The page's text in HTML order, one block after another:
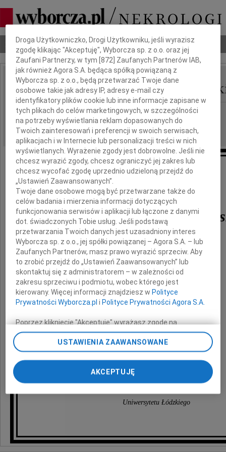
Nekrologi Odeszli Poradnik pogrzebowy
IMIĘ I NAZWISKO: Włodzimierz
REGION: Łódź
DATA EMISJI: 09.01.2024
naszego drogiego kolegę i nauczyciela
dra Włodzimierza
Dla wielu z nas był "zawsze".
Głęboko współczujemy
Najbliższym
Koledzy i koleżanki
Uniwersytetu Łódzkiego
Dbamy o Twoją prywatność
Droga Użytkowniczko, Drogi Użytkowniku, jeśli wyrazisz
zgodę klikając "Akceptuję", Wyborcza sp. z o.o. oraz jej
Zaufani Partnerzy, w tym [872] Zaufanych Partnerów IAB,
jak również Agora S.A. będąca spółką powiązaną z
Wyborcza sp. z o.o., będą przetwarzać Twoje dane
osobowe takie jak adresy IP, adresy e-mail czy
identyfikatory plików cookie lub inne informacje zapisane w
tych plikach do celów marketingowych, w szczególności
na potrzeby wyświetlania reklam dopasowanych do
Twoich zainteresowań i preferencji w swoich serwisach,
aplikacjach i w Internecie lub personalizacji treści w nich
wyświetlanych. Wyrażenie zgody jest dobrowolne. Jeśli nie
chcesz wyrazić zgody, chcesz ograniczyć jej zakres lub
chcesz wycofać zgodę uprzednio udzieloną przejdź do
„Ustawień Zaawansowanych”.
Twoje dane osobowe mogą być przetwarzane także do
celów badania i mierzenia informacji dotyczących
funkcjonowania serwisów i aplikacji lub łączone z danymi
dot. świadczonych Tobie usług. Jeśli podstawą
przetwarzania Twoich danych jest uzasadniony interes
Wyborcza sp. z o.o., jej spółki powiązanej – Agora S.A. – lub
Zaufanych Partnerów, masz prawo wyrazić sprzeciw. Aby
to zrobić przejdź do „Ustawień Zaawansowanych” lub
skontaktuj się z administratorem – w zależności od
zakresu sprzeciwu i podmiotu, wobec którego jest
kierowany. Więcej informacji znajdziesz wPolityce
Prywatności Wyborcza.pl iPolityce Prywatności Agora S.A.
Poprzez kliknięcie "Akceptuję" wyrażasz zgodę na
zainstalowanie i przechowywanie plików typu cookie
Wyborczej sp. z o. o. jej Zaufanych Partnerów i Agora S.A.
na Twoim urządzeniu końcowym. Możesz też w każdej
chwili zmienić swoje preferencje dot. plików cookie,
ponownie wywołując narzędzie do zarządzania Twoimi
preferencjami dot. przetwarzania danych poprzez
odnośnik „Ustawienia prywatności” w stopce serwisu i
przechodząc do sekcji „Ustawienia zaawansowane”.
My, nasi Zaufani Partnerzy i Agora S.A. możemy
USTAWIENIA ZAAWANSOWANE
AKCEPTUJĘ